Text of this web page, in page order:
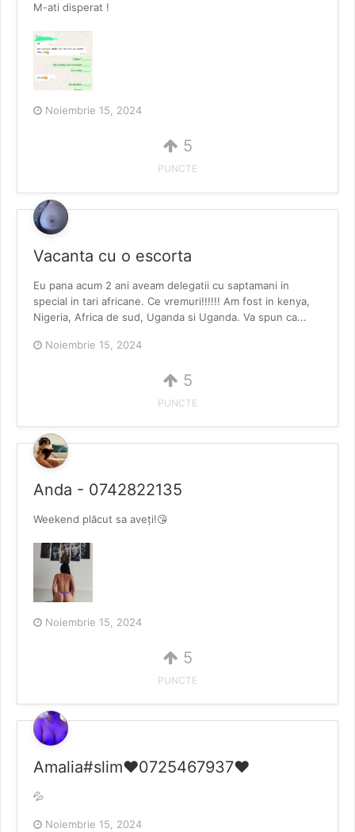
M-ati disperat !
Noiembrie 15, 2024
5
PUNCTE
Vacanta cu o escorta
Eu pana acum 2 ani aveam delegatii cu saptamani in
special in tari africane. Ce vremuri!!!!!! Am fost in kenya,
Nigeria, Africa de sud, Uganda si Uganda. Va spun ca...
Noiembrie 15, 2024
5
PUNCTE
Anda - 0742822135
Weekend plăcut sa aveți!😘
Noiembrie 15, 2024
5
PUNCTE
Amalia#slim❤️0725467937❤️
💦
Noiembrie 15, 2024